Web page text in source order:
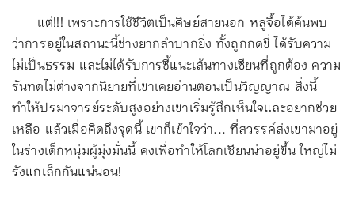
แต่!!! เพราะการใช้ชีวิตเป็นศิษย์สายนอก หลูจื้อได้ค้นพบ
ว่าการอยู่ในสถานะนี้ช่างยากลำบากยิ่ง ทั้งถูกกดขี่ ได้รับความ
ไม่เป็นธรรม และไม่ได้รับการชี้แนะเส้นทางเซียนที่ถูกต้อง ความ
รันทดไม่ต่างจากนิยายที่เขาเคยอ่านตอนเป็นวิญญาณ สิ่งนี้
ทำให้ปรมาจารย์ระดับสูงอย่างเขาเริ่มรู้สึกเห็นใจและอยากช่วย
เหลือ แล้วเมื่อคิดถึงจุดนี้ เขาก็เข้าใจว่า... ที่สวรรค์ส่งเขามาอยู่
ในร่างเด็กหนุ่มผู้มุ่งมั่นนี้ คงเพื่อทำให้โลกเซียนน่าอยู่ขึ้น ใหญ่ไม่
รังแกเล็กกันแน่นอน!